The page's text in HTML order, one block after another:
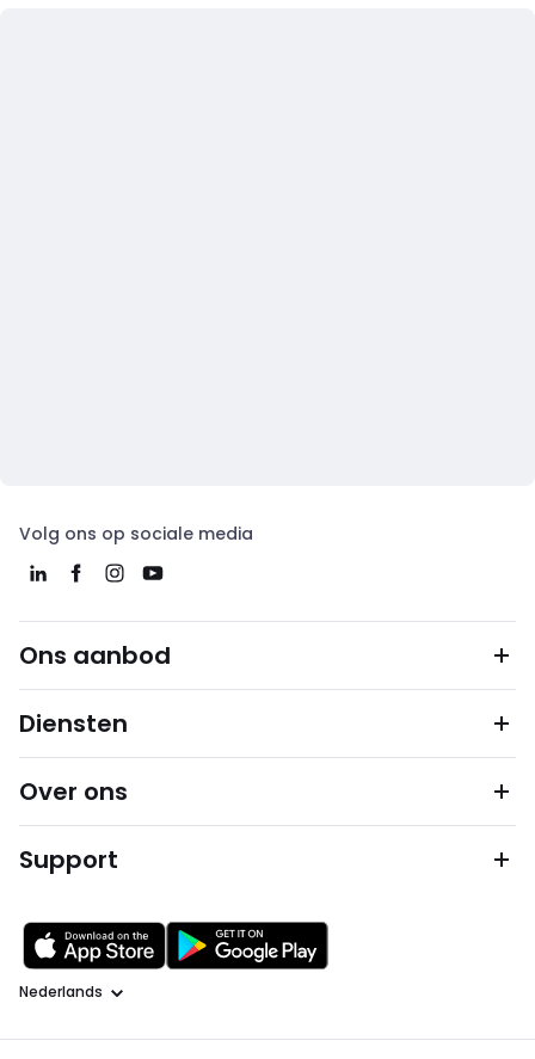
Volg ons op sociale media
Ons aanbod
Diensten
Over ons
Support
Taal